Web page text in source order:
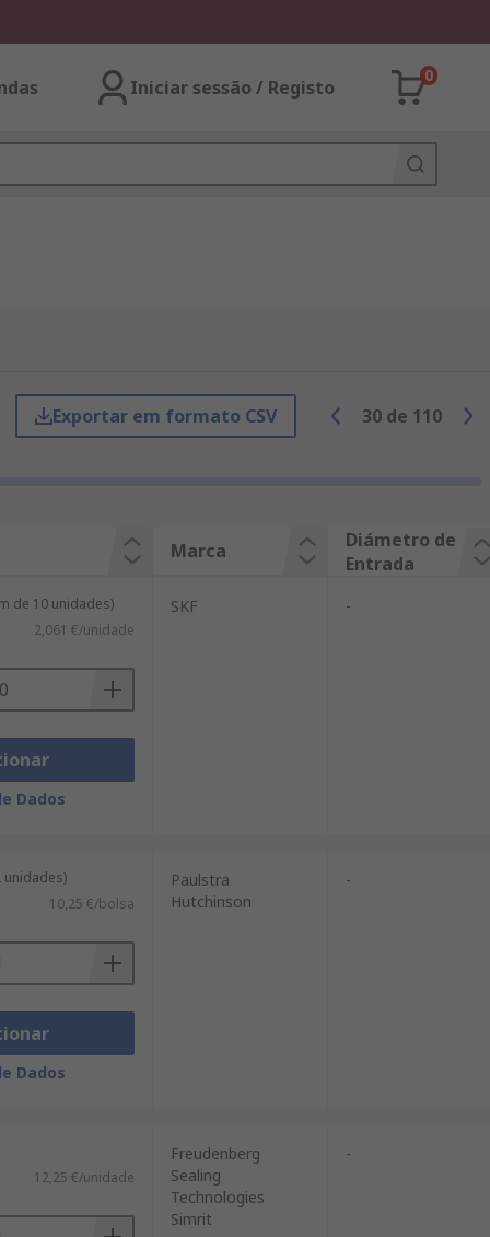
Iniciar sessão / Registo
0
Exportar em formato CSV 30 de 110
Marca
Diámetro de
Entrada
de 10 unidades)
2,061 €/unidade
Dados
SKF -
unidades)
10,25 €/bolsa
Dados
Paulstra
Hutchinson
-
12,25 €/unidade
Freudenberg
Sealing
Technologies
Simrit
-